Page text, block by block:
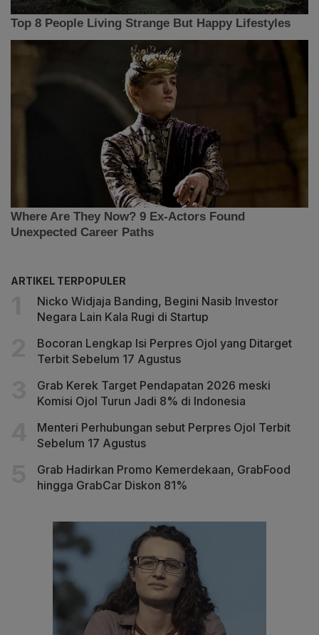
ARTIKEL TERPOPULER
Nicko Widjaja Banding, Begini Nasib Investor
Negara Lain Kala Rugi di Startup
Bocoran Lengkap Isi Perpres Ojol yang Ditarget
Terbit Sebelum 17 Agustus
Grab Kerek Target Pendapatan 2026 meski
Komisi Ojol Turun Jadi 8% di Indonesia
Menteri Perhubungan sebut Perpres Ojol Terbit
Sebelum 17 Agustus
Grab Hadirkan Promo Kemerdekaan, GrabFood
hingga GrabCar Diskon 81%